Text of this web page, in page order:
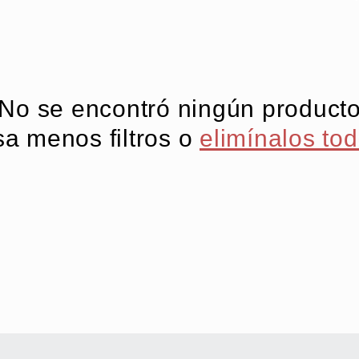
No se encontró ningún producto
menos filtros o elimínalos